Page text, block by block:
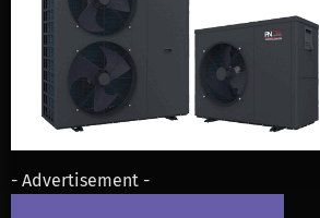
- Advertisement -